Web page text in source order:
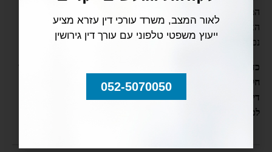
המימוש. למי פונים כדי לממשה? כיצד מתמודדים עם נושא המיסוי?
האם ירושת נכס נחשב כפעולת מס החייבת בתשלום? האם ירושת
נכסי הון נחשבת כפעולת מס הכרוכה בעלות?
כדי להתמודד עם כל השאלות הללו ובייחוד אם עולה קונפליקט לגבי
חלוקת הירושה ו/או יש חשד לאי תקינותה, מומלץ להתייעץ באופן
דיסקרטי עם עו"ד לענייני ירושות וצוואות ערן עזרא, שישמח לייעץ
לכם בכל שאלה ופנייה:
לאור המצב, משרד עורכי דין עזרא מציע
ייעוץ משפטי טלפוני עם עורך דין גירושין
052-5070050